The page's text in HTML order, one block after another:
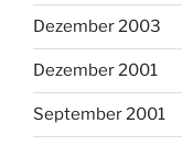
Dezember 2003
Dezember 2001
September 2001